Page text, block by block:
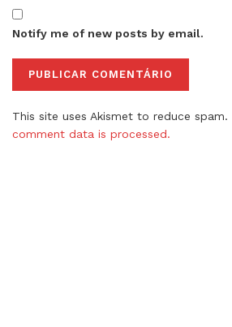
Notify me of new posts by email.
This site uses Akismet to reduce spam.
comment data is processed.